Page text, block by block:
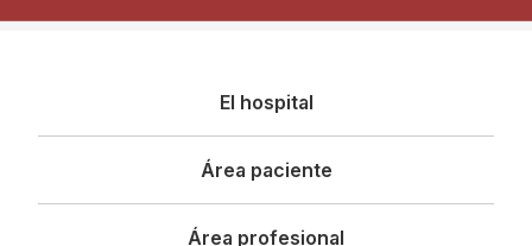
principal
El hospital
Área paciente
Área profesional